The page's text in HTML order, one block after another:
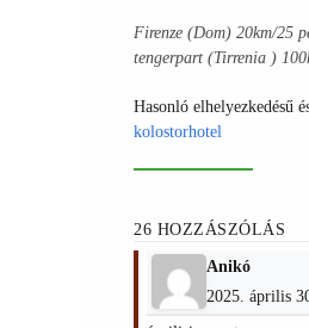
Firenze (Dom) 20km/25
tengerpart (Tirrenia )
Hasonló elhelyezkedésű
kolostorhotel
26 HOZZÁSZÓLÁS
Anikó
2025. április